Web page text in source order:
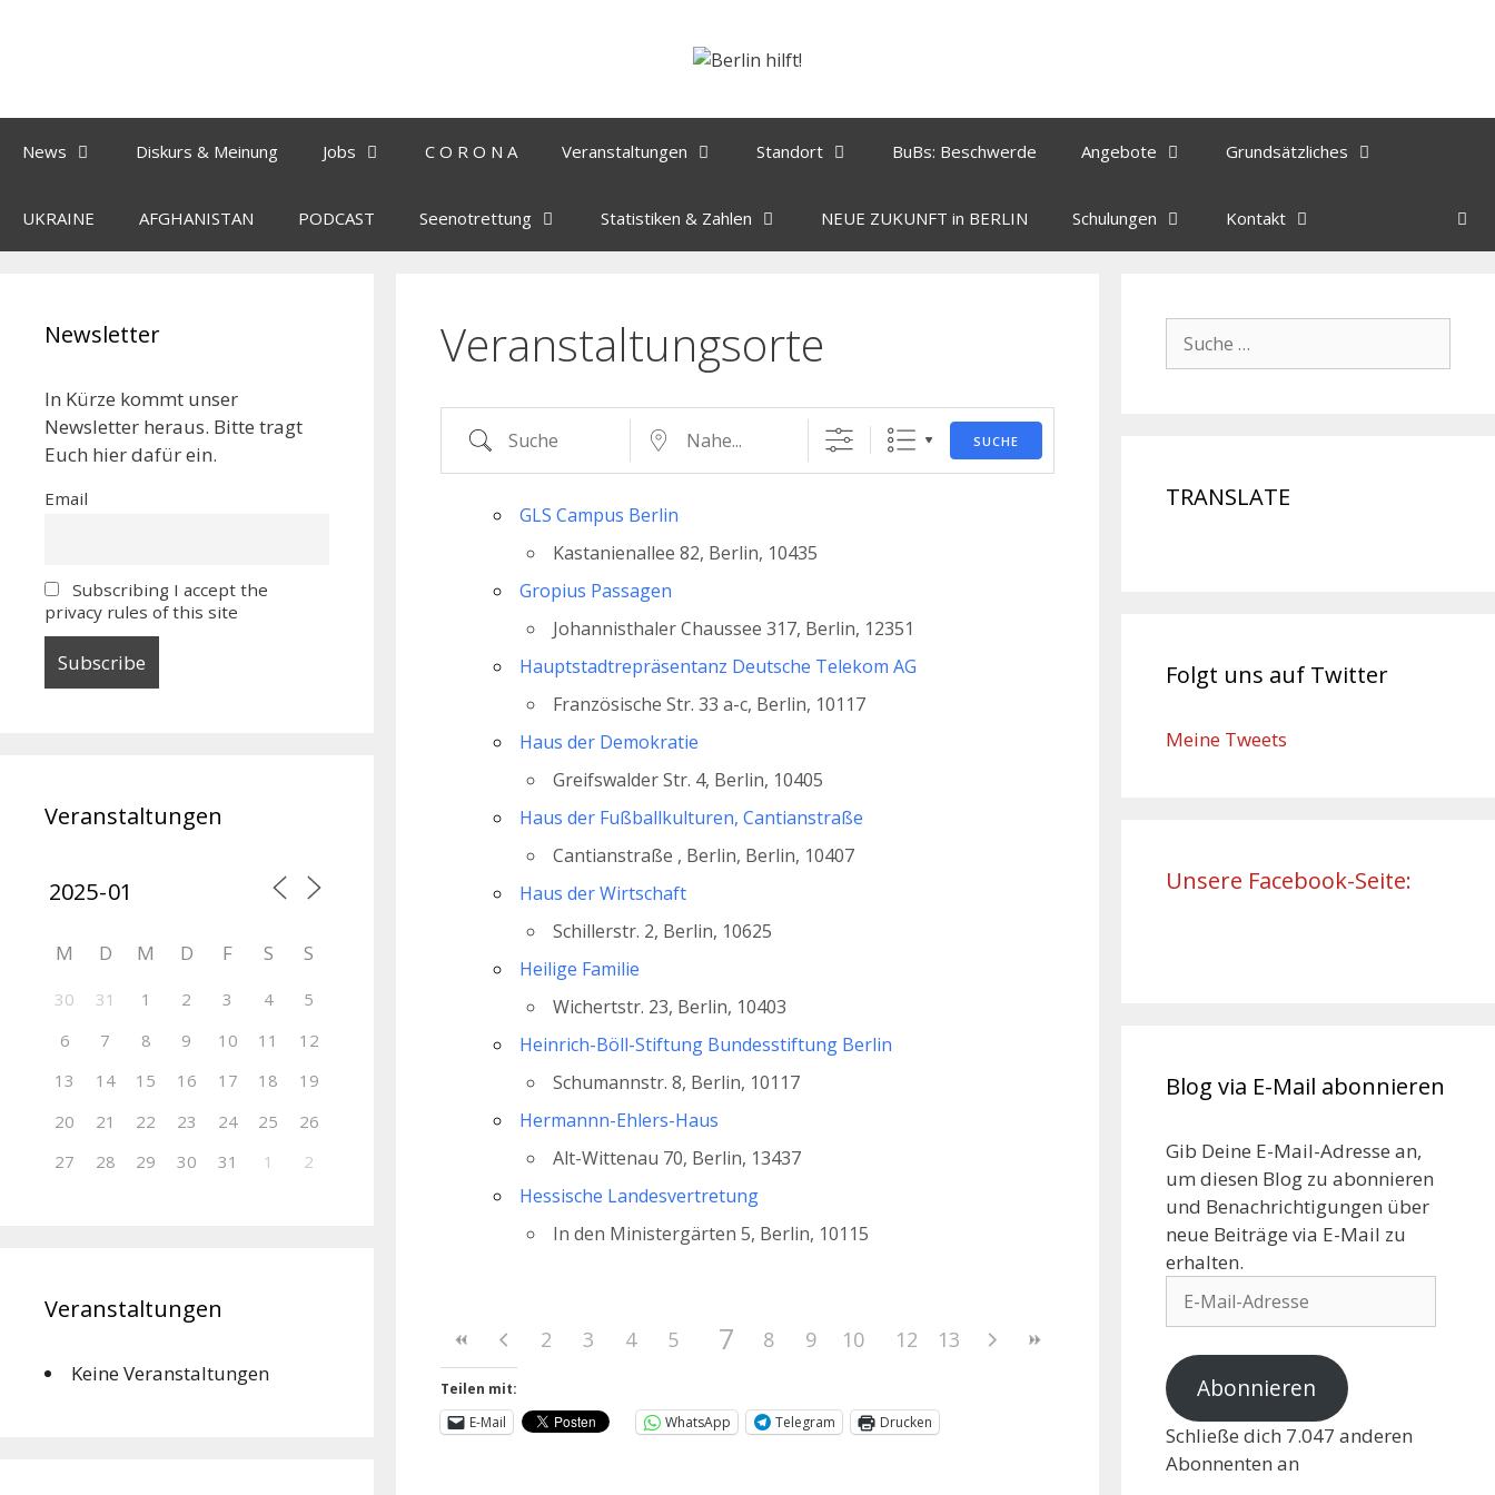
News Diskurs & Meinung Jobs C O R O N A Veranstaltungen Standort BuBs: Beschwerde Angebote Grundsätzliches
UKRAINE AFGHANISTAN PODCAST Seenotrettung Statistiken & Zahlen NEUE ZUKUNFT in BERLIN Schulungen Kontakt
Veranstaltungsorte
SUCHE
GLS Campus Berlin
Kastanienallee 82, Berlin, 10435
Gropius Passagen
Johannisthaler Chaussee 317, Berlin, 12351
Hauptstadtrepräsentanz Deutsche Telekom AG
Französische Str. 33 a-c, Berlin, 10117
Haus der Demokratie
Greifswalder Str. 4, Berlin, 10405
Haus der Fußballkulturen, Cantianstraße
Cantianstraße , Berlin, Berlin, 10407
Haus der Wirtschaft
Schillerstr. 2, Berlin, 10625
Heilige Familie
Wichertstr. 23, Berlin, 10403
Heinrich-Böll-Stiftung Bundesstiftung Berlin
Schumannstr. 8, Berlin, 10117
Hermannn-Ehlers-Haus
Alt-Wittenau 70, Berlin, 13437
Hessische Landesvertretung
In den Ministergärten 5, Berlin, 10115
2 3 4 5 67 8 9 10 11
12 13
Teilen mit:
E-Mail
WhatsApp Telegram Drucken
Newsletter
In Kürze kommt unser
Newsletter heraus. Bitte tragt
Euch hier dafür ein.
Email
Subscribing I accept the
privacy rules of this site
Veranstaltungen
M D M D F S S
30 31 1 2 3 4
5
6
7 8 9 10 11
12
13
14 15 16 17 18
19
20
21 22 23 24 25
26
27
28 29 30 31 1 2
Veranstaltungen
Keine Veranstaltungen
TRANSLATE
Folgt uns auf Twitter
Meine Tweets
Unsere Facebook-Seite:
Blog via E-Mail abonnieren
Gib Deine E-Mail-Adresse an,
um diesen Blog zu abonnieren
und Benachrichtigungen über
neue Beiträge via E-Mail zu
erhalten.
Abonnieren
Schließe dich 7.047 anderen
Abonnenten an